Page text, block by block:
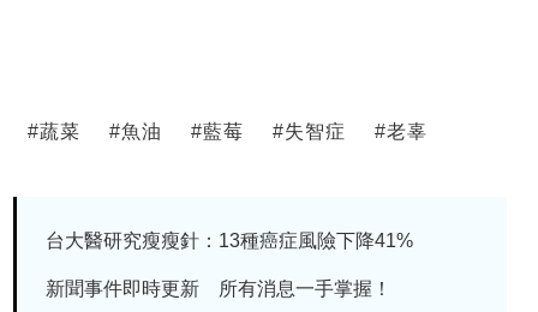
#蔬菜 #魚油 #藍莓 #失智症 #老辜
台大醫研究瘦瘦針：13種癌症風險下降41%
新聞事件即時更新 所有消息一手掌握！